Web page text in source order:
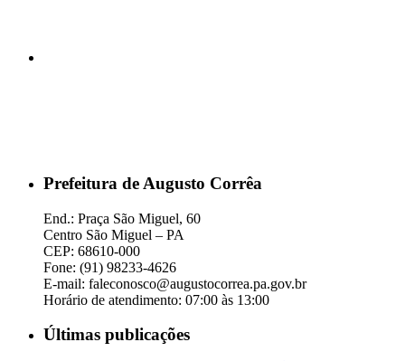
Prefeitura de Augusto Corrêa
End.: Praça São Miguel, 60
Centro São Miguel – PA
CEP: 68610-000
Fone: (91) 98233-4626
E-mail: faleconosco@augustocorrea.pa.gov.br
Horário de atendimento: 07:00 às 13:00
Últimas publicações